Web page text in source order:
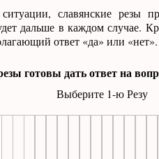
славянские резы
дальше в каждом случае.
ответ «да» или «нет».
готовы дать ответ на
Выберите 1-ю Резу